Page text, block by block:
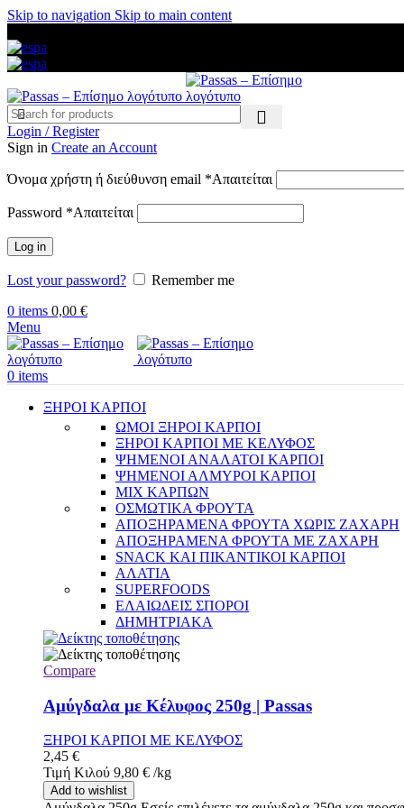
Skip to navigation Skip to main content
Login / Register
Sign in Create an Account
Όνομα χρήστη ή διεύθυνση email *Απαιτείται
Password *Απαιτείται
Log in
Lost your password?
Remember me
0 items 0,00 €
Menu
0 items
ΞΗΡΟΙ ΚΑΡΠΟΙ
ΩΜΟΙ ΞΗΡΟΙ ΚΑΡΠΟΙ
ΞΗΡΟΙ ΚΑΡΠΟΙ ΜΕ ΚΕΛΥΦΟΣ
ΨΗΜΕΝΟΙ ΑΝΑΛΑΤΟΙ ΚΑΡΠΟΙ
ΨΗΜΕΝΟΙ ΑΛΜΥΡΟΙ ΚΑΡΠΟΙ
MIX ΚΑΡΠΩΝ
ΟΣΜΩΤΙΚΑ ΦΡΟΥΤΑ
ΑΠΟΞΗΡΑΜΕΝΑ ΦΡΟΥΤΑ ΧΩΡΙΣ ΖΑΧΑΡΗ
ΑΠΟΞΗΡΑΜΕΝΑ ΦΡΟΥΤΑ ΜΕ ΖΑΧΑΡΗ
SNACK ΚΑΙ ΠΙΚΑΝΤΙΚΟΙ ΚΑΡΠΟΙ
ΑΛΑΤΙΑ
SUPERFOODS
ΕΛΑΙΩΔΕΙΣ ΣΠΟΡΟΙ
ΔΗΜΗΤΡΙΑΚΑ
Compare
Αμύγδαλα με Κέλυφος 250g | Passas
ΞΗΡΟΙ ΚΑΡΠΟΙ ΜΕ ΚΕΛΥΦΟΣ
2,45 €
Τιμή Κιλού 9,80 € /kg
Add to wishlist